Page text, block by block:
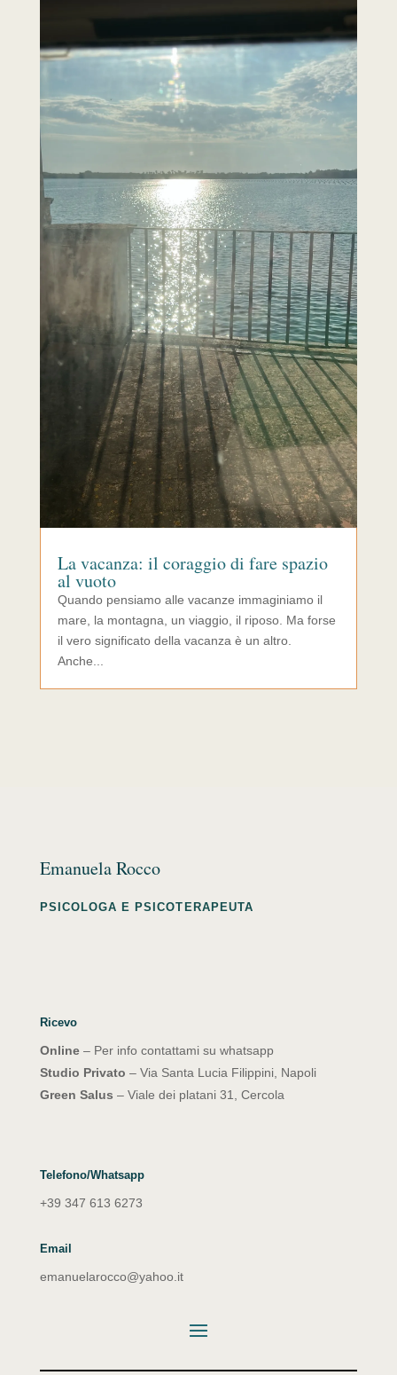
La vacanza: il coraggio di fare spazio
al vuoto
Quando pensiamo alle vacanze immaginiamo il
mare, la montagna, un viaggio, il riposo. Ma forse
il vero significato della vacanza è un altro.
Anche...
Emanuela Rocco
PSICOLOGA E PSICOTERAPEUTA
Ricevo
Online– Per info contattami su whatsapp
Studio Privato – Via Santa Lucia Filippini, Napoli
Green Salus – Viale dei platani 31, Cercola
Telefono/Whatsapp
+39 347 613 6273
Email
emanuelarocco@yahoo.it